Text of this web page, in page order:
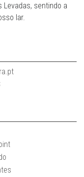
Levadas, sentindo a
lar.